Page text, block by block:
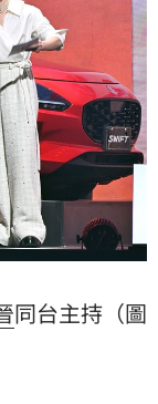
同台主持（圖